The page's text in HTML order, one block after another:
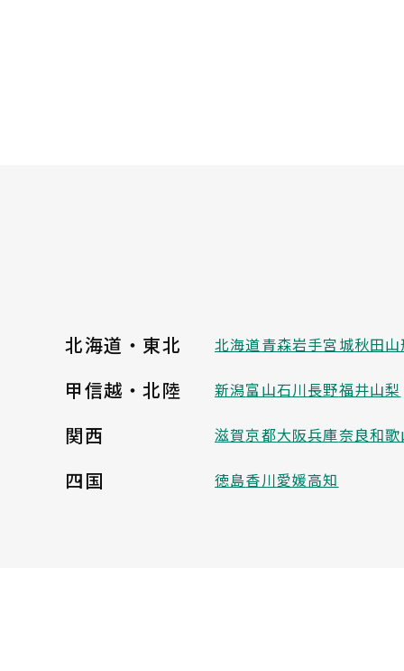
北海道・東北 北海道青森岩手宮城秋田
甲信越・北陸 新潟富山石川長野福井山梨
関西 滋賀京都大阪兵庫奈良和
四国 徳島香川愛媛高知